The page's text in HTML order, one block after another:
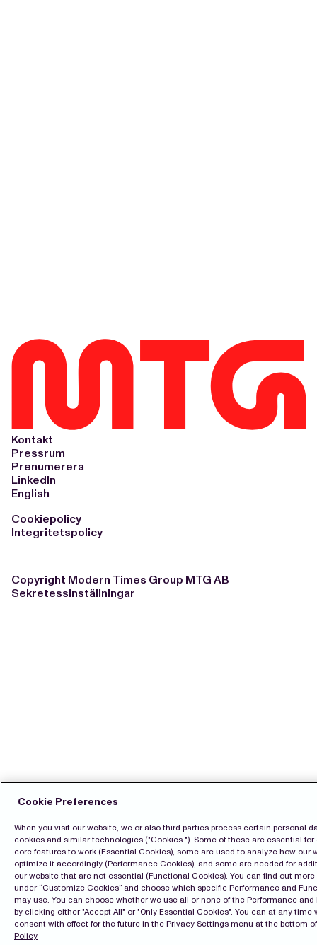
Kontakt
Pressrum
Prenumerera
LinkedIn
English
Cookiepolicy
Integritetspolicy
Copyright Modern Times Group MTG AB
Sekretessinställningar
Cookie Preferences
When you visit our website, we or also third parties process certain personal
cookies and similar technologies ("Cookies "). Some of these are essential
core features to work (Essential Cookies), some are used to analyze how our
optimize it accordingly (Performance Cookies), and some are needed for
our website that are not essential (Functional Cookies). You can find out
under “Customize Cookies” and choose which specific Performance and
may use. You can choose whether we use all or none of the Performance
by clicking either "Accept All" or "Only Essential Cookies". You can at any time
consent with effect for the future in the Privacy Settings menu at the bottom
Policy